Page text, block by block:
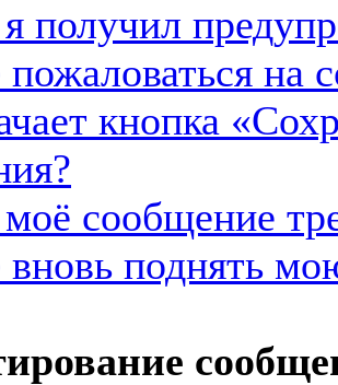
получил
на
кнопка
сообщение
поднять